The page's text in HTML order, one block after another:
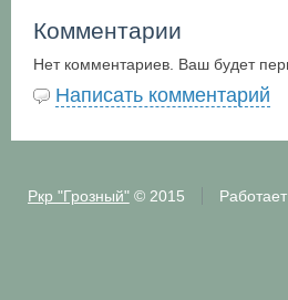
Комментарии
Нет комментариев. Ваш будет
Написать комментарий
Ркр "Грозный"© 2015